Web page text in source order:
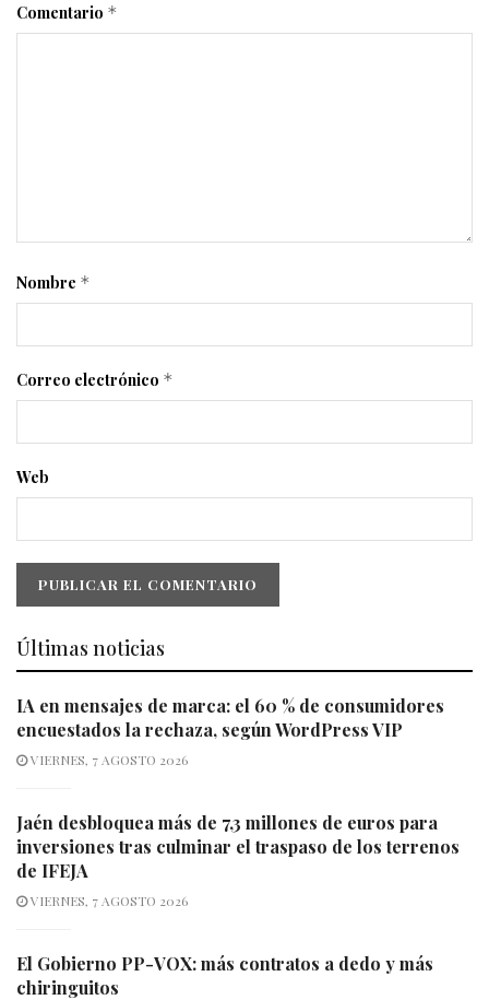
Comentario *
Nombre *
Correo electrónico *
Web
Últimas noticias
IA en mensajes de marca: el 60 % de consumidores
encuestados la rechaza, según WordPress VIP
VIERNES, 7 AGOSTO 2026
Jaén desbloquea más de 7,3 millones de euros para
inversiones tras culminar el traspaso de los terrenos
de IFEJA
VIERNES, 7 AGOSTO 2026
El Gobierno PP-VOX: más contratos a dedo y más
chiringuitos